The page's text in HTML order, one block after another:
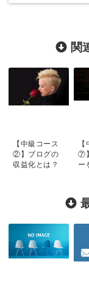
関
【中級コース
②】ブログの
収益化とは？
⑦
ー